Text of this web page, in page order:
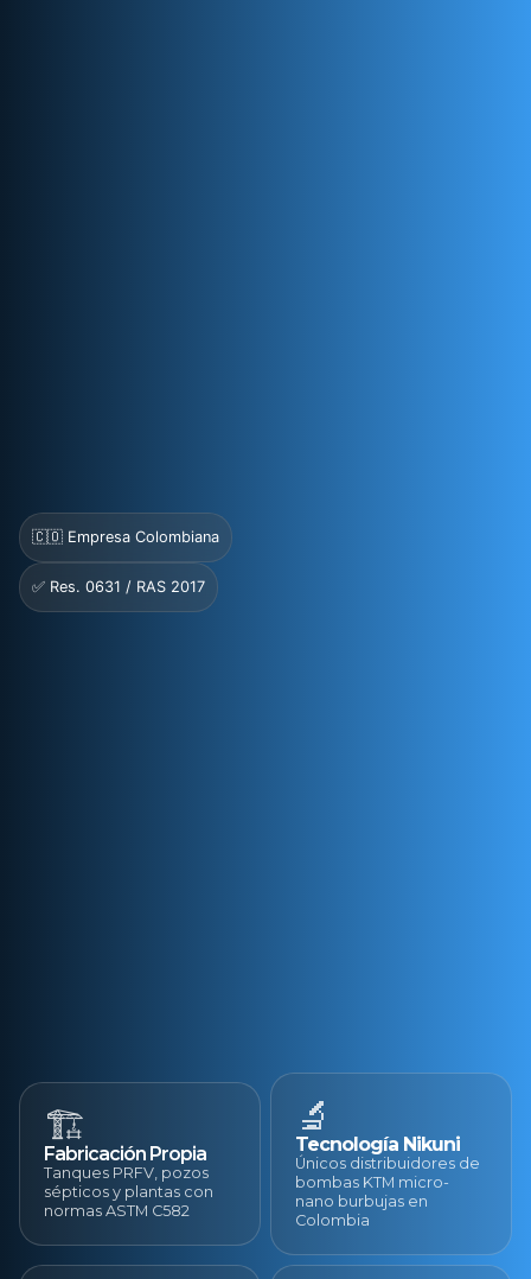
🇨🇴 Empresa Colombiana
✅ Res. 0631 / RAS 2017
🏗️
Fabricación Propia
Tanques PRFV, pozos
sépticos y plantas con
normas ASTM C582
🔬
Tecnología Nikuni
Únicos distribuidores de
bombas KTM micro-
nano burbujas en
Colombia